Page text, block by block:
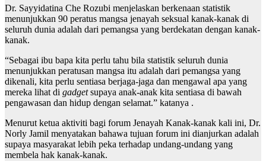
Dr. Sayyidatina Che Rozubi menjelaskan berkenaan statistik
menunjukkan 90 peratus mangsa jenayah seksual kanak-kanak di
seluruh dunia adalah dari pemangsa yang berdekatan dengan kanak-
kanak.
“Sebagai ibu bapa kita perlu tahu bila statistik seluruh dunia
menunjukkan peratusan mangsa itu adalah dari pemangsa yang
dikenali, kita perlu sentiasa berjaga-jaga dan mengawal apa yang
mereka lihat di gadgetsupaya anak-anak kita sentiasa di bawah
pengawasan dan hidup dengan selamat.” katanya .
Menurut ketua aktiviti bagi forum Jenayah Kanak-kanak kali ini, Dr.
Norly Jamil menyatakan bahawa tujuan forum ini dianjurkan adalah
supaya masyarakat lebih peka terhadap undang-undang yang
membela hak kanak-kanak.